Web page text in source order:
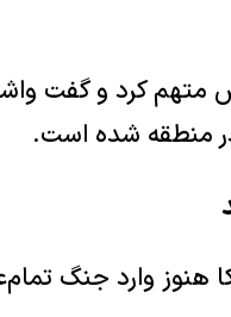
کرد و گفت
منطقه شده است.
هنوز وارد جنگ